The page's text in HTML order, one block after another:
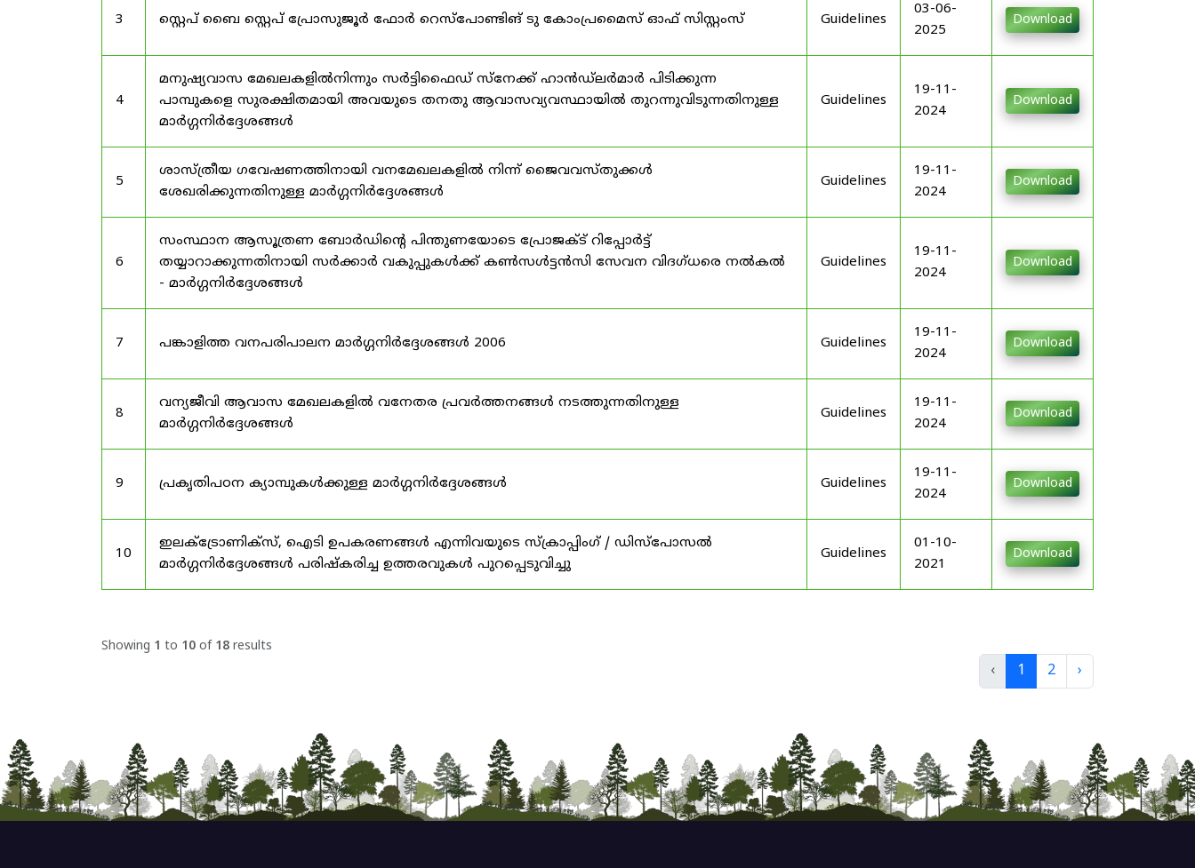
3 സ്റ്റെപ് ബൈ സ്റ്റെപ് പ്രോസുജൂർ ഫോർ റെസ്‌പോണ്ടിങ് ടു കോംപ്രമൈസ് ഓഫ് സിസ്റ്റംസ് Guidelines
03-06-
2025
Download
4
മനുഷ്യവാസ മേഖലകളിൽനിന്നും സർട്ടിഫൈഡ് സ്നേക്ക് ഹാൻഡ്‌ലർമാർ പിടിക്കുന്ന
പാമ്പുകളെ സുരക്ഷിതമായി അവയുടെ തനതു ആവാസവ്യവസ്ഥായിൽ തുറന്നുവിടുന്നതിനുള്ള
മാർഗ്ഗനിർദ്ദേശങ്ങൾ
Guidelines
19-11-
2024
Download
5
ശാസ്ത്രീയ ഗവേഷണത്തിനായി വനമേഖലകളിൽ നിന്ന് ജൈവവസ്തുക്കൾ
ശേഖരിക്കുന്നതിനുള്ള മാർഗ്ഗനിർദ്ദേശങ്ങൾ
Guidelines
19-11-
2024
Download
6
സംസ്ഥാന ആസൂത്രണ ബോർഡിൻ്റെ പിന്തുണയോടെ പ്രോജക്ട് റിപ്പോർട്ട്
തയ്യാറാക്കുന്നതിനായി സർക്കാർ വകുപ്പുകൾക്ക് കൺസൾട്ടൻസി സേവന വിദഗ്ധരെ നൽകൽ
- മാർഗ്ഗനിർദ്ദേശങ്ങൾ
Guidelines
19-11-
2024
Download
7 പങ്കാളിത്ത വനപരിപാലന മാർഗ്ഗനിർദ്ദേശങ്ങൾ 2006 Guidelines
19-11-
2024
Download
8
വന്യജീവി ആവാസ മേഖലകളിൽ വനേതര പ്രവർത്തനങ്ങൾ നടത്തുന്നതിനുള്ള
മാർഗ്ഗനിർദ്ദേശങ്ങൾ
Guidelines
19-11-
2024
Download
9 പ്രകൃതിപഠന ക്യാമ്പുകൾക്കുള്ള മാർഗ്ഗനിർദ്ദേശങ്ങൾ Guidelines
19-11-
2024
Download
10
ഇലക്‌ട്രോണിക്‌സ്, ഐടി ഉപകരണങ്ങൾ എന്നിവയുടെ സ്‌ക്രാപ്പിംഗ് / ഡിസ്‌പോസൽ
മാർഗ്ഗനിർദ്ദേശങ്ങൾ പരിഷ്‌കരിച്ച ഉത്തരവുകൾ പുറപ്പെടുവിച്ചു
Guidelines
01-10-
2021
Download
Showing 1 to 10 of 18 results
‹ 1 2 ›